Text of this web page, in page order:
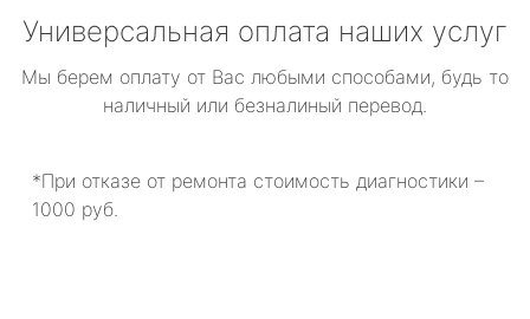
Универсальная оплата наших услуг
Мы берем оплату от Вас любыми способами, будь то
наличный или безналиный перевод.
*При отказе от ремонта стоимость диагностики –
1000 руб.